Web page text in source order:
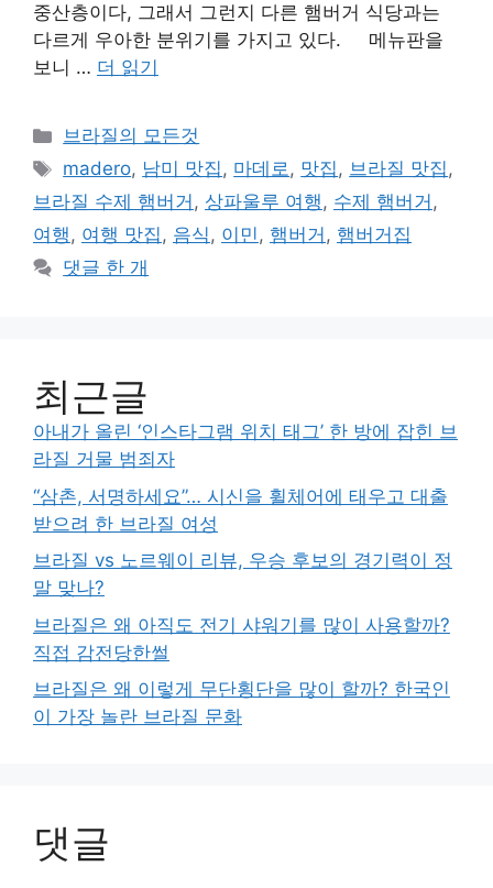
중산층이다, 그래서 그런지 다른 햄버거 식당과는
다르게 우아한 분위기를 가지고 있다. 메뉴판을
보니 … 더 읽기
카
테
리
브라질의 모든것
태
그
madero, 남미 맛집, 마데로, 맛집, 브라질 맛집,
브라질 수제 햄버거 , 상파울루 여행, 수제 햄버거 ,
여행, 여행 맛집, 음식, 이민, 햄버거 , 햄버거집
댓글 한 개
최근글
아내가 올린 ‘인스타그램 위치 태그’ 한 방에 잡힌 브
라질 거물 범죄자
“삼촌, 서명하세요”… 시신을 휠체어에 태우고 대출
받으려 한 브라질 여성
브라질 vs 노르웨이 리뷰, 우승 후보의 경기력이 정
말 맞나?
브라질은 왜 아직도 전기 샤워기를 많이 사용할까?
직접 감전당한썰
브라질은 왜 이렇게 무단횡단을 많이 할까? 한국인
이 가장 놀란 브라질 문화
댓글